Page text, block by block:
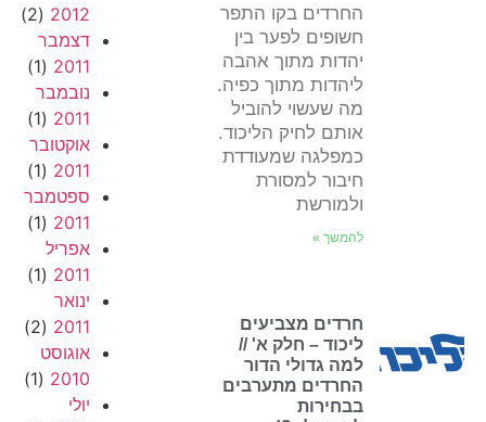
החרדים בקו התפר
חשופים לפער בין
יהדות מתוך אהבה
ליהדות מתוך כפיה.
מה שעשוי להוביל
אותם לחיק הליכוד.
כמפלגה שמעודדת
חיבור למסורת
ולמורשת
להמשך »
חרדים מצביעים
ליכוד – חלק א' //
למה גדולי הדור
החרדים מתערבים
בבחירות
2012
(2)
דצמבר
2011
(1)
נובמבר
2011
(1)
אוקטובר
2011
(1)
ספטמבר
2011
(1)
אפריל
2011
(1)
ינואר
2011
(2)
אוגוסט
2010
(1)
יולי